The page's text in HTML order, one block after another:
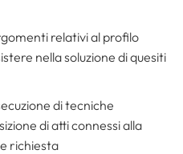
relativi al profilo
nella soluzione di quesiti
di tecniche
di atti connessi alla
richiesta